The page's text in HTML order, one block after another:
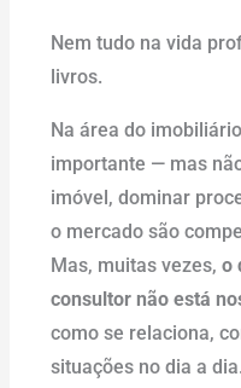
Nem tudo na vida
livros.
Na área do
importante — mas
imóvel, dominar
o mercado são
Mas, muitas vezes,o
consultor não está
como se relaciona,
situações no dia a dia.